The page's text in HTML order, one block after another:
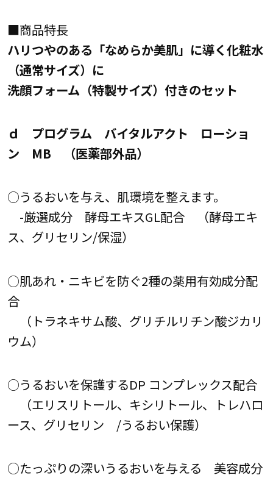
■商品特長
ハリつやのある「なめらか美肌」に導く化粧水
（通常サイズ）に
洗顔フォーム（特製サイズ）付きのセット
ｄ プログラム バイタルアクト ローショ
ン MB （医薬部外品）
○うるおいを与え、肌環境を整えます。
-厳選成分 酵母エキスGL配合 （酵母エキ
ス、グリセリン/保湿）
○肌あれ・ニキビを防ぐ2種の薬用有効成分配
合
（トラネキサム酸、グリチルリチン酸ジカリ
ウム）
○うるおいを保護するDP コンプレックス配合
（エリスリトール、キシリトール、トレハロ
ース、グリセリン /うるおい保護）
○たっぷりの深いうるおいを与える 美容成分